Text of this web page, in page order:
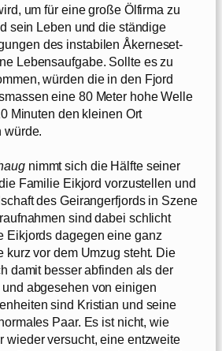
um für eine große Ölfirma zu
sein Leben und die ständige
des instabilen Åkerneset-
Lebensaufgabe. Sollte es zu
würden die in den Fjord
eine 80 Meter hohe Welle
Minuten den kleinen Ort
würde.
nimmt sich die Hälfte seiner
Familie Eikjord vorzustellen und
des Geirangerfjords in Szene
sind dabei schlicht
Eikjords dagegen eine ganz
kurz vor dem Umzug steht. Die
damit besser abfinden als der
abgesehen von einigen
sind Kristian und seine
Paar. Es ist nicht, wie
wieder versucht, eine entzweite